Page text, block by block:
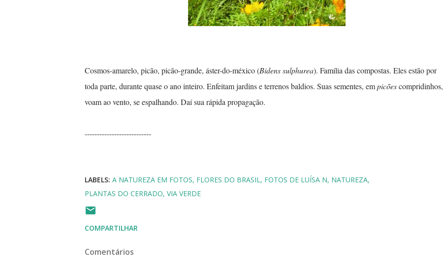
Cosmos-amarelo, picão, picão-grande, áster-do-méxico (Bidens sulphurea). Família das compostas. Eles estão por
toda parte, durante quase o ano inteiro. Enfeitam jardins e terrenos baldios. Suas sementes, empicõescompridinhos,
voam ao vento, se espalhando. Daí sua rápida propagação.
---------------------------
LABELS: A NATUREZA EM FOTOS FLORES DO BRASIL FOTOS DE LUÍSA N NATUREZA
PLANTAS DO CERRADO VIA VERDE
COMPARTILHAR
Comentários